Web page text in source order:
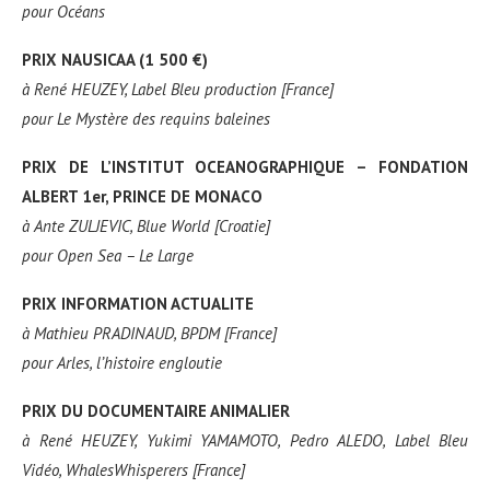
pour Océans
PRIX NAUSICAA (1 500 €)
à René HEUZEY, Label Bleu production [France]
pour Le Mystère des requins baleines
PRIX DE L’INSTITUT OCEANOGRAPHIQUE – FONDATION
ALBERT 1er, PRINCE DE MONACO
à Ante ZULJEVIC, Blue World [Croatie]
pour Open Sea – Le Large
PRIX INFORMATION ACTUALITE
à Mathieu PRADINAUD, BPDM [France]
pour Arles, l’histoire engloutie
PRIX DU DOCUMENTAIRE ANIMALIER
à René HEUZEY, Yukimi YAMAMOTO, Pedro ALEDO, Label Bleu
Vidéo, WhalesWhisperers [France]